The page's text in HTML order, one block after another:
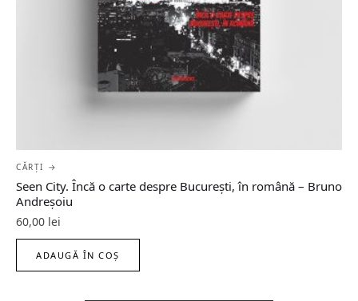
CĂRȚI →
Seen City. Încă o carte despre București, în română – Bruno
Andreșoiu
60,00 lei
ADAUGĂ ÎN COȘ